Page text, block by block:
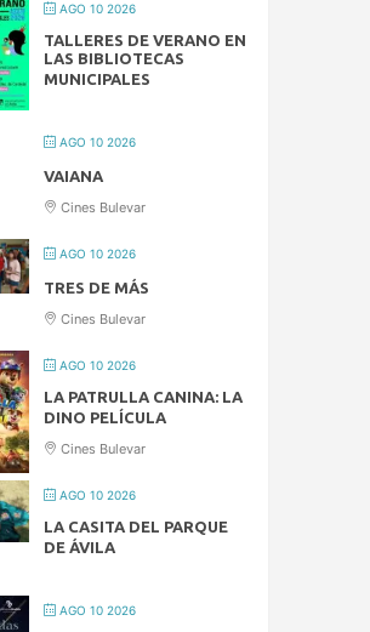
AGO 10 2026
TALLERES DE VERANO EN
LAS BIBLIOTECAS
MUNICIPALES
AGO 10 2026
VAIANA
Cines Bulevar
AGO 10 2026
TRES DE MÁS
Cines Bulevar
AGO 10 2026
LA PATRULLA CANINA: LA
DINO PELÍCULA
Cines Bulevar
AGO 10 2026
LA CASITA DEL PARQUE
DE ÁVILA
AGO 10 2026